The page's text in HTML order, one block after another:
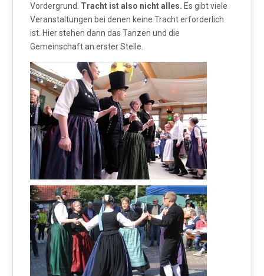
Vordergrund. Tracht ist also nicht alles. Es gibt viele
Veranstaltungen bei denen keine Tracht erforderlich
ist. Hier stehen dann das Tanzen und die
Gemeinschaft an erster Stelle.